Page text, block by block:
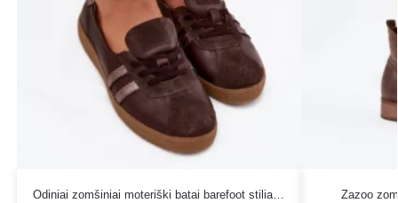
Odiniai zomšiniai moteriški batai barefoot stiliaus
Zazoo